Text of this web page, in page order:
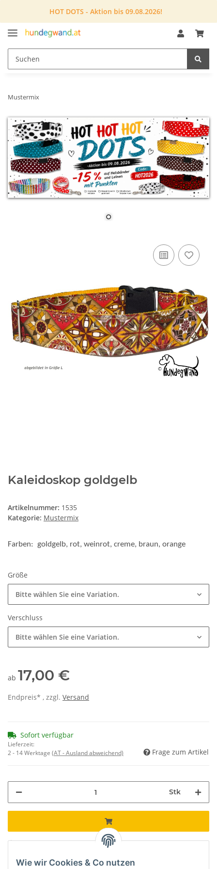
HOT DOTS - Aktion bis 09.08.2026!
Mustermix
Kaleidoskop goldgelb
Artikelnummer: 1535
Kategorie: Mustermix
Farben: goldgelb, rot, weinrot, creme, braun, orange
Größe
Bitte wählen Sie eine Variation.
Verschluss
Bitte wählen Sie eine Variation.
ab 17,00 €
Endpreis* , zzgl. Versand
Sofort verfügbar
Lieferzeit:
2 - 14 Werktage (AT - Ausland abweichend) Frage zum Artikel
Stk
Loading... Komponenten werden geladen ...
Wie wir Cookies & Co nutzen